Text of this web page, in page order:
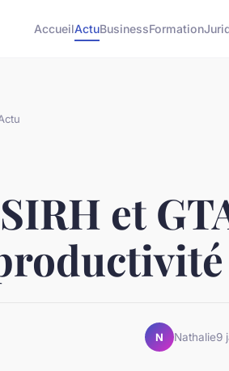
AccueilActuBusinessFormation
SIRH et
N Nathalie9